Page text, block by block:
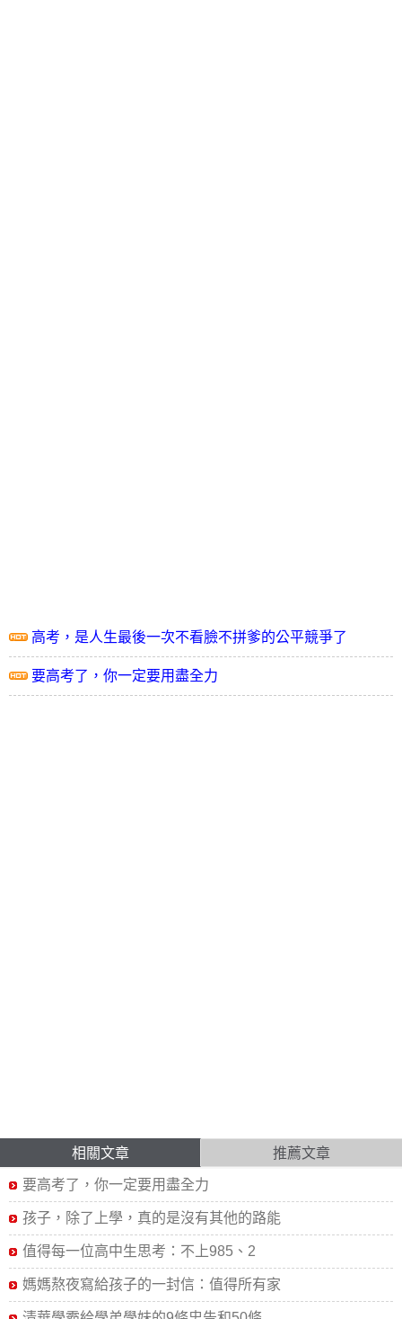
高考，是人生最後一次不看臉不拼爹的公平競爭了
要高考了，你一定要用盡全力
相關文章 推薦文章
要高考了，你一定要用盡全力
孩子，除了上學，真的是沒有其他的路能
值得每一位高中生思考：不上985、2
媽媽熬夜寫給孩子的一封信：值得所有家